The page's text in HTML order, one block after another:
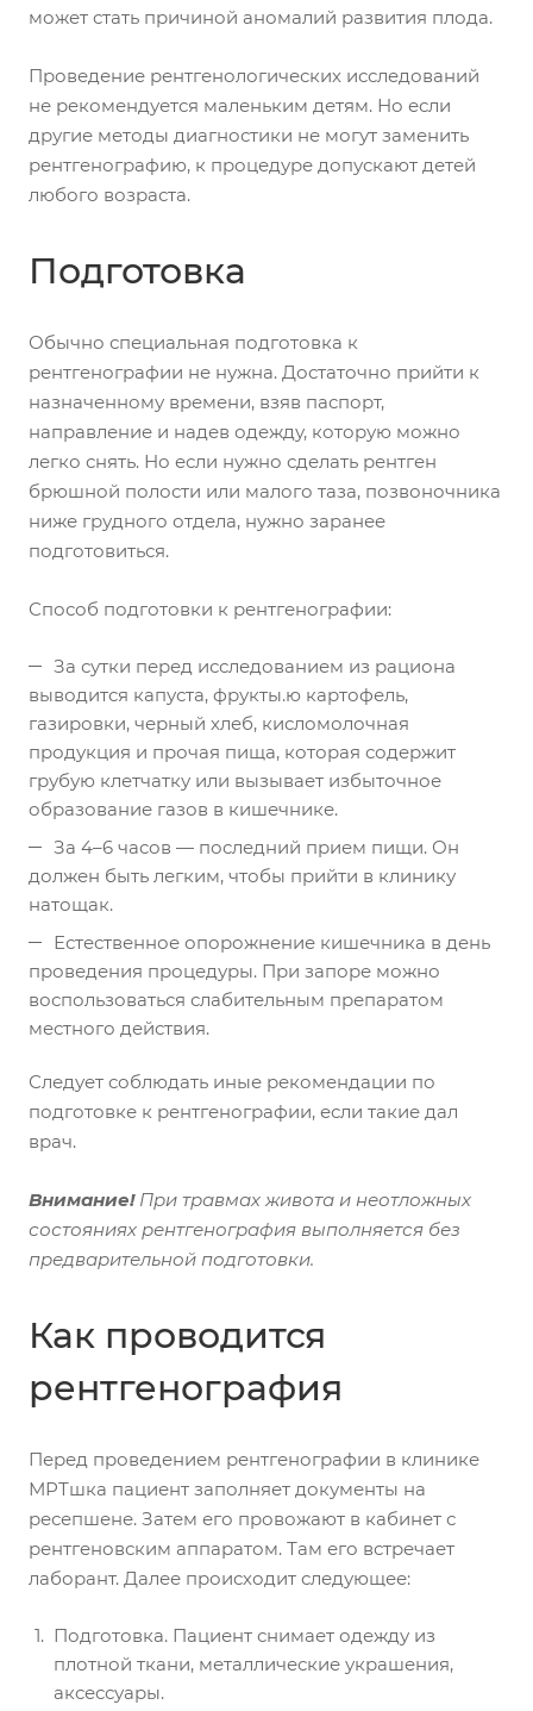
может стать причиной аномалий развития плода.
Проведение рентгенологических исследований
не рекомендуется маленьким детям. Но если
другие методы диагностики не могут заменить
рентгенографию, к процедуре допускают детей
любого возраста.
Подготовка
Обычно специальная подготовка к
рентгенографии не нужна. Достаточно прийти к
назначенному времени, взяв паспорт,
направление и надев одежду, которую можно
легко снять. Но если нужно сделать рентген
брюшной полости или малого таза, позвоночника
ниже грудного отдела, нужно заранее
подготовиться.
Способ подготовки к рентгенографии:
За сутки перед исследованием из рациона
выводится капуста, фрукты.ю картофель,
газировки, черный хлеб, кисломолочная
продукция и прочая пища, которая содержит
грубую клетчатку или вызывает избыточное
образование газов в кишечнике.
За 4–6 часов — последний прием пищи. Он
должен быть легким, чтобы прийти в клинику
натощак.
Естественное опорожнение кишечника в день
проведения процедуры. При запоре можно
воспользоваться слабительным препаратом
местного действия.
Следует соблюдать иные рекомендации по
подготовке к рентгенографии, если такие дал
врач.
Внимание! При травмах живота и неотложных
состояниях рентгенография выполняется без
предварительной подготовки.
Как проводится
рентгенография
Перед проведением рентгенографии в клинике
МРТшка пациент заполняет документы на
ресепшене. Затем его провожают в кабинет с
рентгеновским аппаратом. Там его встречает
лаборант. Далее происходит следующее:
Подготовка. Пациент снимает одежду из
плотной ткани, металлические украшения,
аксессуары.